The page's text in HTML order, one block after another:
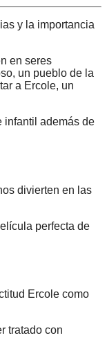
y la importancia
en seres
un pueblo de la
a Ercole, un
infantil además de
divierten en las
perfecta de
Ercole como
tratado con